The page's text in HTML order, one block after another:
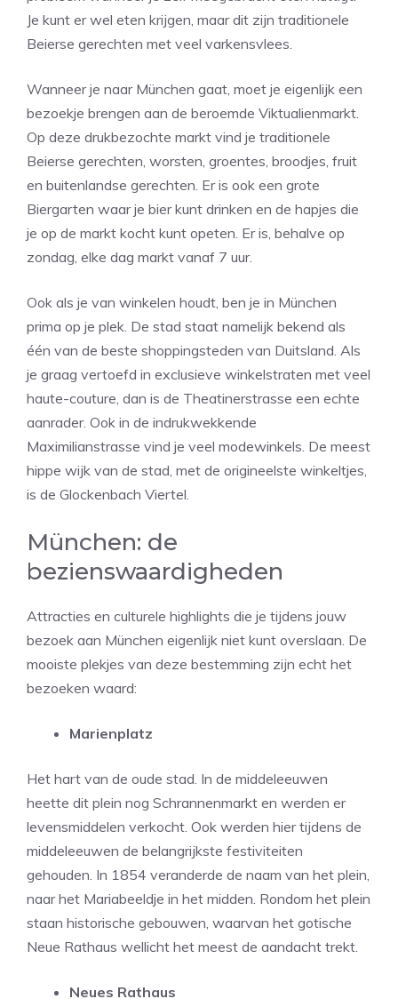
Je kunt er wel eten krijgen, maar dit zijn traditionele
Beierse gerechten met veel varkensvlees.
Wanneer je naar München gaat, moet je eigenlijk een
bezoekje brengen aan de beroemde Viktualienmarkt.
Op deze drukbezochte markt vind je traditionele
Beierse gerechten, worsten, groentes, broodjes, fruit
en buitenlandse gerechten. Er is ook een grote
Biergarten waar je bier kunt drinken en de hapjes die
je op de markt kocht kunt opeten. Er is, behalve op
zondag, elke dag markt vanaf 7 uur.
Ook als je van winkelen houdt, ben je in München
prima op je plek. De stad staat namelijk bekend als
één van de beste shoppingsteden van Duitsland. Als
je graag vertoefd in exclusieve winkelstraten met veel
haute-couture, dan is de Theatinerstrasse een echte
aanrader. Ook in de indrukwekkende
Maximilianstrasse vind je veel modewinkels. De meest
hippe wijk van de stad, met de origineelste winkeltjes,
is de Glockenbach Viertel.
München: de
bezienswaardigheden
Attracties en culturele highlights die je tijdens jouw
bezoek aan München eigenlijk niet kunt overslaan. De
mooiste plekjes van deze bestemming zijn echt het
bezoeken waard:
Marienplatz
Het hart van de oude stad. In de middeleeuwen
heette dit plein nog Schrannenmarkt en werden er
levensmiddelen verkocht. Ook werden hier tijdens de
middeleeuwen de belangrijkste festiviteiten
gehouden. In 1854 veranderde de naam van het plein,
naar het Mariabeeldje in het midden. Rondom het plein
staan historische gebouwen, waarvan het gotische
Neue Rathaus wellicht het meest de aandacht trekt.
Neues Rathaus